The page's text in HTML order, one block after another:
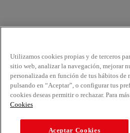
Utilizamos cookies propias y de terceros
sitio web, analizar la navegación, mejorar
personalizada en función de tus hábitos de
pulsando en “Aceptar”, o configurar tus
cookies deseas permitir o rechazar. Para
Cookies
Aceptar Cookies